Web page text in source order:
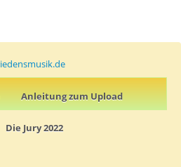
Anleitung zum Upload
Die Jury 2022